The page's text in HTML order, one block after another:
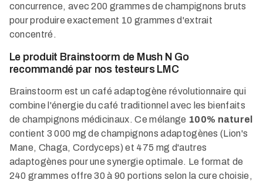
concurrence, avec 200 grammes de champignons bruts
pour produire exactement 10 grammes d'extrait
concentré.
Le produit Brainstoorm de Mush N Go
recommandé par nos testeurs LMC
Brainstoorm est un café adaptogène révolutionnaire qui
combine l'énergie du café traditionnel avec les bienfaits
de champignons médicinaux. Ce mélange 100% naturel
contient 3 000 mg de champignons adaptogènes (Lion's
Mane, Chaga, Cordyceps) et 475 mg d'autres
adaptogènes pour une synergie optimale. Le format de
240 grammes offre 30 à 90 portions selon la cure choisie,